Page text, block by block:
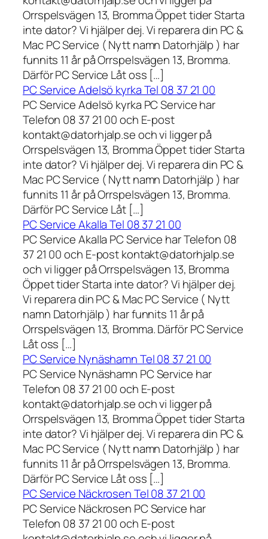
Orrspelsvägen 13, Bromma Öppet tider Starta
inte dator? Vi hjälper dej. Vi reparera din PC &
Mac PC Service ( Nytt namn Datorhjälp ) har
funnits 11 år på Orrspelsvägen 13, Bromma.
Därför PC Service Låt oss […]
PC Service Adelsö kyrka Tel 08 37 21 00
PC Service Adelsö kyrka PC Service har
Telefon 08 37 21 00 och E-post
kontakt@datorhjalp.se och vi ligger på
Orrspelsvägen 13, Bromma Öppet tider Starta
inte dator? Vi hjälper dej. Vi reparera din PC &
Mac PC Service ( Nytt namn Datorhjälp ) har
funnits 11 år på Orrspelsvägen 13, Bromma.
Därför PC Service Låt […]
PC Service Akalla Tel 08 37 21 00
PC Service Akalla PC Service har Telefon 08
37 21 00 och E-post kontakt@datorhjalp.se
och vi ligger på Orrspelsvägen 13, Bromma
Öppet tider Starta inte dator? Vi hjälper dej.
Vi reparera din PC & Mac PC Service ( Nytt
namn Datorhjälp ) har funnits 11 år på
Orrspelsvägen 13, Bromma. Därför PC Service
Låt oss […]
PC Service Nynäshamn Tel 08 37 21 00
PC Service Nynäshamn PC Service har
Telefon 08 37 21 00 och E-post
kontakt@datorhjalp.se och vi ligger på
Orrspelsvägen 13, Bromma Öppet tider Starta
inte dator? Vi hjälper dej. Vi reparera din PC &
Mac PC Service ( Nytt namn Datorhjälp ) har
funnits 11 år på Orrspelsvägen 13, Bromma.
Därför PC Service Låt oss […]
PC Service Näckrosen Tel 08 37 21 00
PC Service Näckrosen PC Service har
Telefon 08 37 21 00 och E-post